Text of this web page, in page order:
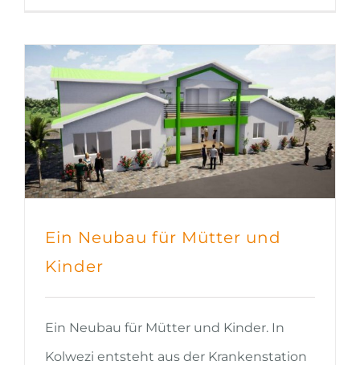
Ein Neubau für Mütter und
Kinder
Ein Neubau für Mütter und Kinder. In
Kolwezi entsteht aus der Krankenstation